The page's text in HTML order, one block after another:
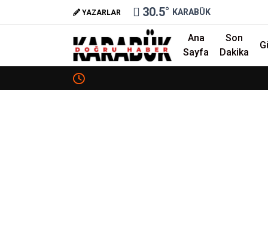
YAZARLAR 30.5° KARABÜK
Ana
Sayfa
Son
Dakika